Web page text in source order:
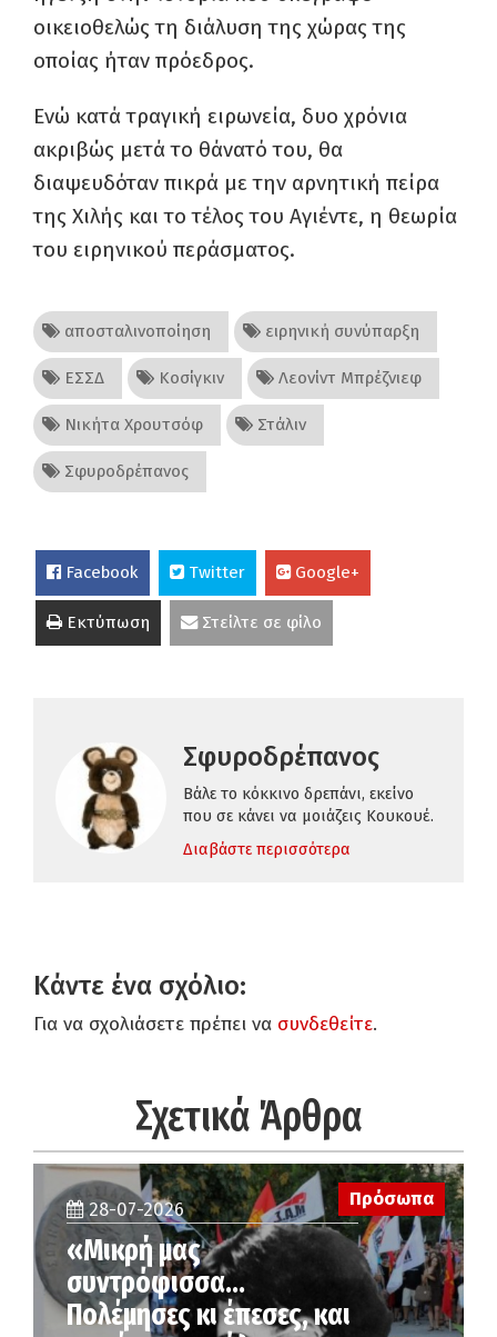
οικειοθελώς τη διάλυση της χώρας της
οποίας ήταν πρόεδρος.
Ενώ κατά τραγική ειρωνεία, δυο χρόνια
ακριβώς μετά το θάνατό του, θα
διαψευδόταν πικρά με την αρνητική πείρα
της Χιλής και το τέλος του Αγιέντε, η θεωρία
του ειρηνικού περάσματος.
αποσταλινοποίηση ειρηνική συνύπαρξη
ΕΣΣΔ Κοσίγκιν Λεονίντ Μπρέζνιεφ
Νικήτα Χρουτσόφ Στάλιν
Σφυροδρέπανος
Facebook Twitter Google+
Εκτύπωση Στείλτε σε φίλο
Σφυροδρέπανος
Βάλε το κόκκινο δρεπάνι, εκείνο
που σε κάνει να μοιάζεις Κουκουέ.
Διαβάστε περισσότερα
Κάντε ένα σχόλιο:
Για να σχολιάσετε πρέπει να συνδεθείτε.
Σχετικά Άρθρα
Πρόσωπα
28-07-2026
«Μικρή μας
συντρόφισσα…
Πολέμησες κι έπεσες, και